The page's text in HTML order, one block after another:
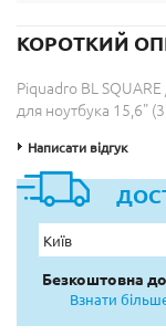
КОРОТКИЙ
Piquadro BL
для ноутбука 15,6"
Написати відгук
Безкоштовна
Взнати